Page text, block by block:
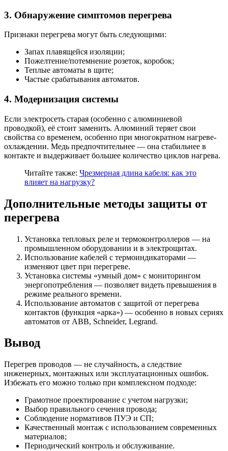
3. Обнаружение симптомов перегрева
Признаки перегрева могут быть следующими:
Запах плавящейся изоляции;
Пожелтение/потемнение розеток, коробок;
Теплые автоматы в щите;
Частые срабатывания автоматов.
4. Модернизация системы
Если электросеть старая (особенно с алюминиевой
проводкой), её стоит заменить. Алюминий теряет свои
свойства со временем, особенно при многократном нагреве-
охлаждении. Медь предпочтительнее — она стабильнее в
контакте и выдерживает большее количество циклов нагрева.
Читайте также: Чрезмерная длина кабеля: как это
влияет на нагрузку?
Дополнительные методы защиты от
перегрева
Установка тепловых реле и термоконтроллеров — на
промышленном оборудовании и в электрощитах.
Использование кабелей с термоиндикаторами —
изменяют цвет при перегреве.
Установка системы «умный дом» с мониторингом
энергопотребления — позволяет видеть превышения в
режиме реального времени.
Использование автоматов с защитой от перегрева
контактов (функция «арка») — особенно в новых сериях
автоматов от ABB, Schneider, Legrand.
Вывод
Перегрев проводов — не случайность, а следствие
инженерных, монтажных или эксплуатационных ошибок.
Избежать его можно только при комплексном подходе:
Грамотное проектирование с учетом нагрузки;
Выбор правильного сечения провода;
Соблюдение нормативов ПУЭ и СП;
Качественный монтаж с использованием современных
материалов;
Периодический контроль и обслуживание.